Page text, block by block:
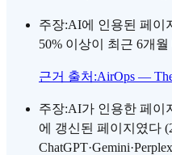
주장:AI에 인용된 페이
50% 이상이 최근 6개
근거 출처 :AirOps — The
주장:AI가 인용한 페이
에 갱신된 페이지였다